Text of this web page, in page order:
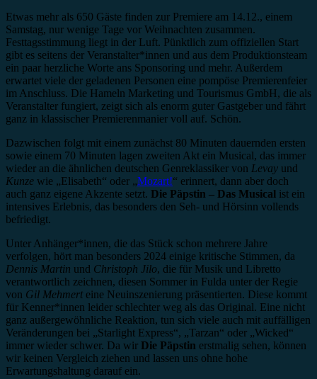
Etwas mehr als 650 Gäste finden zur Premiere am 14.12., einem
Samstag, nur wenige Tage vor Weihnachten zusammen.
Festtagsstimmung liegt in der Luft. Pünktlich zum offiziellen Start
gibt es seitens der Veranstalter*innen und aus dem Produktionsteam
ein paar herzliche Worte ans Sponsoring und mehr. Außerdem
erwartet viele der geladenen Personen eine pompöse Premierenfeier
im Anschluss. Die Hameln Marketing und Tourismus GmbH, die als
Veranstalter fungiert, zeigt sich als enorm guter Gastgeber und fährt
ganz in klassischer Premierenmanier voll auf. Schön.
Dazwischen folgt mit einem zunächst 80 Minuten dauernden ersten
sowie einem 70 Minuten lagen zweiten Akt ein Musical, das immer
wieder an die ähnlichen deutschen Genreklassiker von Levay und
Kunze wie „Elisabeth“ oder „Mozart!“ erinnert, dann aber doch
auch ganz eigene Akzente setzt. Die Päpstin – Das Musical ist ein
intensives Erlebnis, das besonders den Seh- und Hörsinn vollends
befriedigt.
Unter Anhänger*innen, die das Stück schon mehrere Jahre
verfolgen, hört man besonders 2024 einige kritische Stimmen, da
Dennis Martin und Christoph Jilo, die für Musik und Libretto
verantwortlich zeichnen, diesen Sommer in Fulda unter der Regie
von Gil Mehmerteine Neuinszenierung präsentierten. Diese kommt
für Kenner*innen leider schlechter weg als das Original. Eine nicht
ganz außergewöhnliche Reaktion, tun sich viele auch mit auffälligen
Veränderungen bei „Starlight Express“, „Tarzan“ oder „Wicked“
immer wieder schwer. Da wir Die Päpstin erstmalig sehen, können
wir keinen Vergleich ziehen und lassen uns ohne hohe
Erwartungshaltung darauf ein.